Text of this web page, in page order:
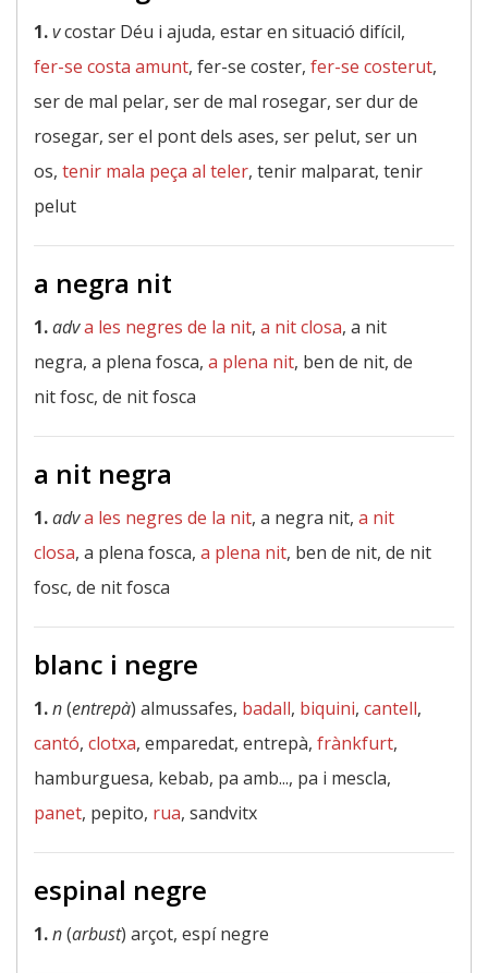
1.vcostar Déu i ajuda, estar en situació difícil,
fer-se costa amunt, fer-se coster, fer-se costerut,
ser de mal pelar, ser de mal rosegar, ser dur de
rosegar, ser el pont dels ases, ser pelut, ser un
os, tenir mala peça al teler, tenir malparat, tenir
pelut
a negra nit
1.adva les negres de la nit, a nit closa, a nit
negra, a plena fosca, a plena nit, ben de nit, de
nit fosc, de nit fosca
a nit negra
1.adva les negres de la nit, a negra nit, a nit
closa, a plena fosca, a plena nit, ben de nit, de nit
fosc, de nit fosca
blanc i negre
1.n(entrepà) almussafes, badall, biquini, cantell,
cantó, clotxa, emparedat, entrepà, frànkfurt,
hamburguesa, kebab, pa amb..., pa i mescla,
panet, pepito, rua, sandvitx
espinal negre
1.n(arbust) arçot, espí negre